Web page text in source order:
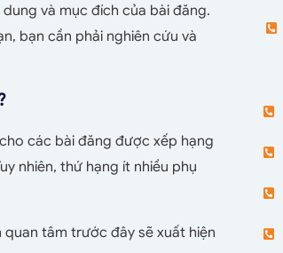
và mục đích của bài đăng.
bạn cần phải nghiên cứu và
các bài đăng được xếp hạng
nhiên, thứ hạng ít nhiều phụ
tâm trước đây sẽ xuất hiện